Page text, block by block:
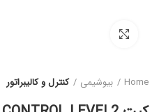
Home بیوشیمی کنترل و کالیبراتور